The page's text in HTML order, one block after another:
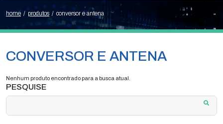
home / produtos / conversor e antena
PESQUISE
CONVERSOR E ANTENA
Nenhum produto encontrado para a busca atual.